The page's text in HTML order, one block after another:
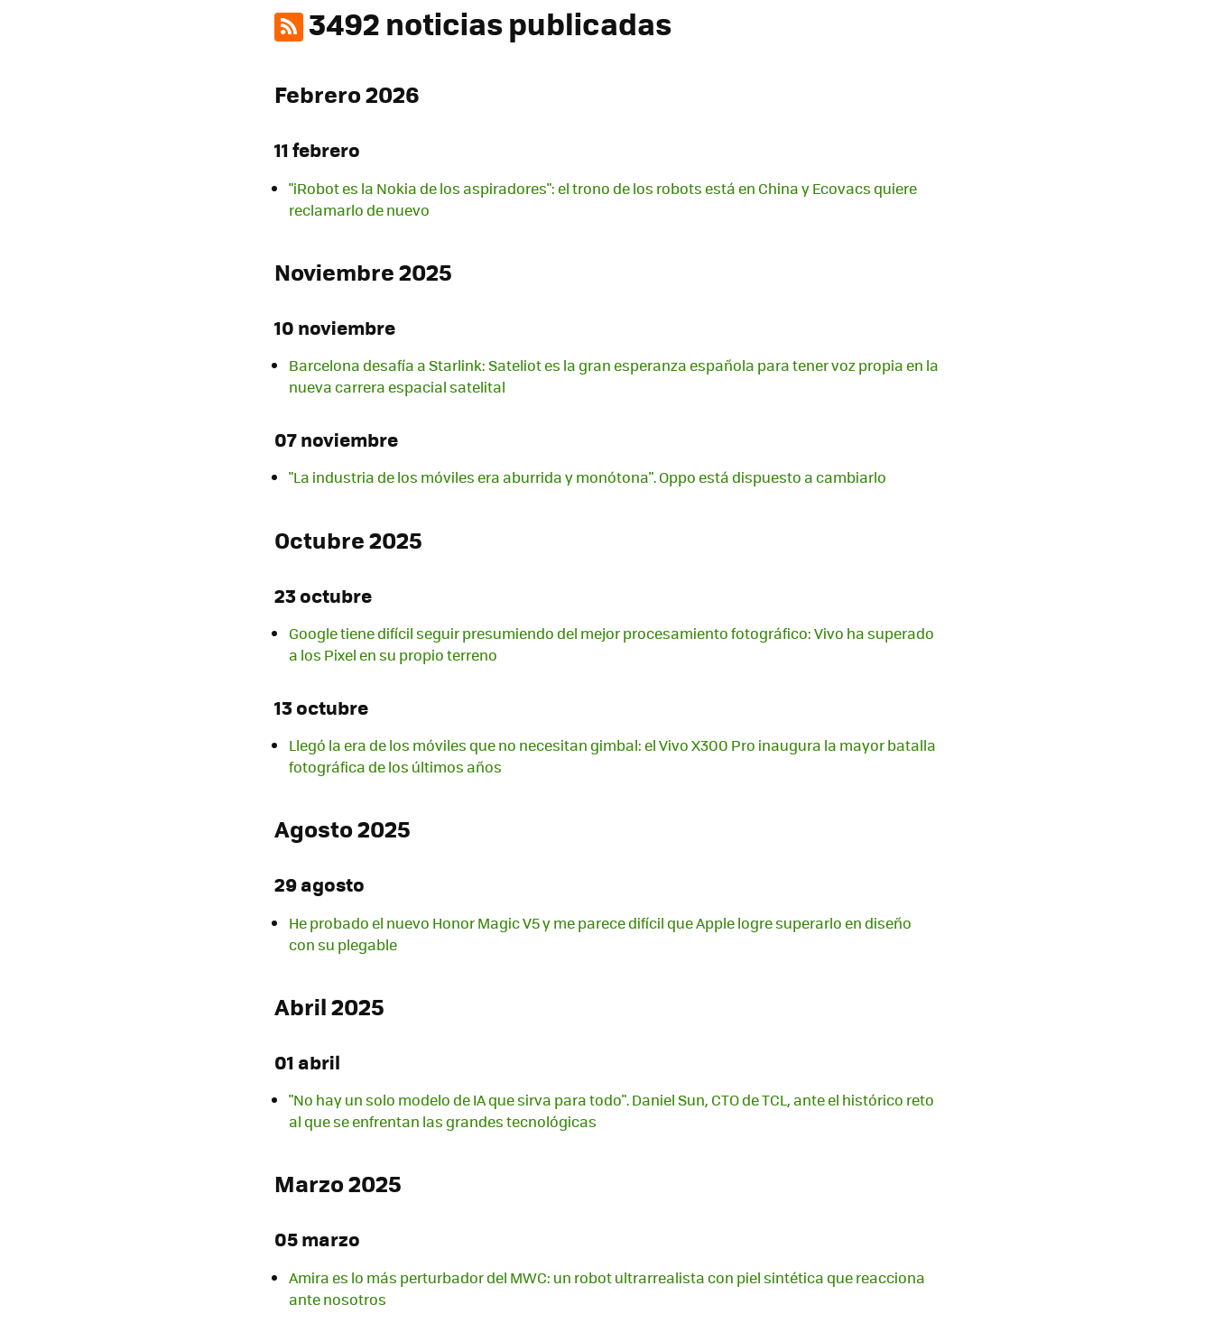
3492 noticias publicadas
Febrero 2026
11 febrero
"iRobot es la Nokia de los aspiradores": el trono de los robots está en China y Ecovacs quiere
reclamarlo de nuevo
Noviembre 2025
10 noviembre
Barcelona desafía a Starlink: Sateliot es la gran esperanza española para tener voz propia en la
nueva carrera espacial satelital
07 noviembre
"La industria de los móviles era aburrida y monótona". Oppo está dispuesto a cambiarlo
Octubre 2025
23 octubre
Google tiene difícil seguir presumiendo del mejor procesamiento fotográfico: Vivo ha superado
a los Pixel en su propio terreno
13 octubre
Llegó la era de los móviles que no necesitan gimbal: el Vivo X300 Pro inaugura la mayor batalla
fotográfica de los últimos años
Agosto 2025
29 agosto
He probado el nuevo Honor Magic V5 y me parece difícil que Apple logre superarlo en diseño
con su plegable
Abril 2025
01 abril
"No hay un solo modelo de IA que sirva para todo". Daniel Sun, CTO de TCL, ante el histórico reto
al que se enfrentan las grandes tecnológicas
Marzo 2025
05 marzo
Amira es lo más perturbador del MWC: un robot ultrarrealista con piel sintética que reacciona
ante nosotros